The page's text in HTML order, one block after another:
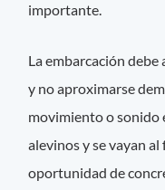
importante.
La embarcación debe
y no aproximarse
movimiento o sonido
alevinos y se vayan
oportunidad de